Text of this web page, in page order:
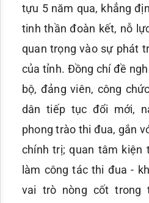
tựu 5 năm qua, khẳng
tinh thần đoàn kết, nỗ
quan trọng vào sự phát
của tỉnh. Đồng chí đề
bộ, đảng viên, công
dân tiếp tục đổi mới,
phong trào thi đua, gắn
chính trị; quan tâm kiện
làm công tác thi đua -
vai trò nòng cốt trong